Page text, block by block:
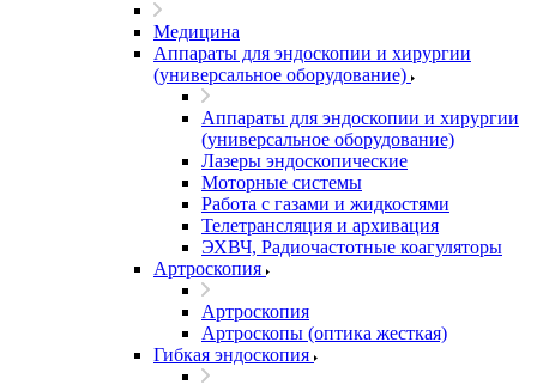
Медицина
Аппараты для эндоскопии и хирургии
(универсальное оборудование)
Аппараты для эндоскопии и хирургии
(универсальное оборудование)
Лазеры эндоскопические
Моторные системы
Работа с газами и жидкостями
Телетрансляция и архивация
ЭХВЧ, Радиочастотные коагуляторы
Артроскопия
Артроскопия
Артроскопы (оптика жесткая)
Гибкая эндоскопия